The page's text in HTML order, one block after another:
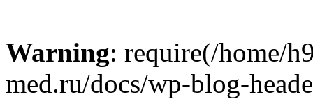
Warning: require(/home/
med.ru/docs/wp-blog-